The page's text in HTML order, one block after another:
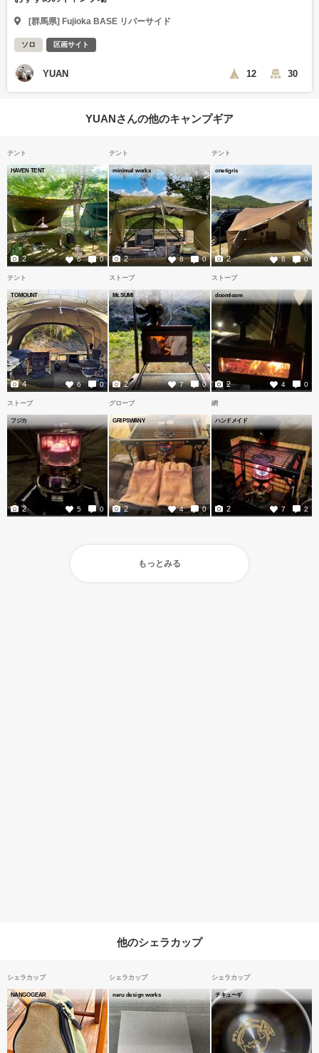
[群馬県] Fujioka BASE リバーサイド
ソロ 区画サイト
YUAN 12 30
YUANさんの他のキャンプギア
テント
HAVEN TENT
6 0
2
テント
minimal works
8 0
2
テント
onetigris
6 0
2
テント
TOMOUNT
6 0
4
ストーブ
Mt.SUMI
7 0
2
ストーブ
doomloom
4 0
2
ストーブ
フジカ
5 0
2
グローブ
GRIPSWANY
4 0
2
網
ハンドメイド
7 2
2
もっとみる
他のシェラカップ
シェラカップ
NANGOGEAR
シェラカップ
neru design works
シェラカップ
チキューギ